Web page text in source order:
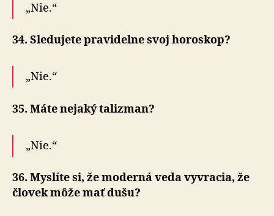
„Nie.“
34. Sledujete pravidelne svoj horoskop?
„Nie.“
35. Máte nejaký talizman?
„Nie.“
36. Myslíte si, že moderná veda vyvracia, že
človek môže mať dušu?